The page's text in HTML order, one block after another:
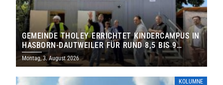
GEMEINDE THOLEY ERRICHTET KINDERCAMPUS IN
HASBORN-DAUTWEILER FÜR RUND 8,5 BIS 9
MILLIONEN EURO
Montag, 3. August 2026
KOLUMNE